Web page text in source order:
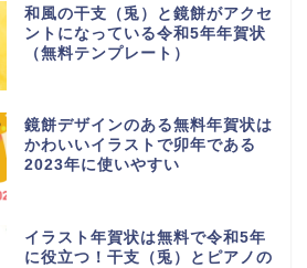
和風の干支（兎）と鏡餅がアクセ
ントになっている令和5年年賀状
（無料テンプレート）
鏡餅デザインのある無料年賀状は
かわいいイラストで卯年である
2023年に使いやすい
イラスト年賀状は無料で令和5年
に役立つ！干支（兎）とピアノの